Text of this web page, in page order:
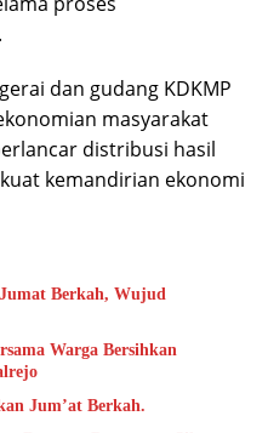
dan gudang KDKMP
masyarakat
distribusi hasil
kemandirian ekonomi
Berkah, Wujud
Warga Bersihkan
Jum’at Berkah.